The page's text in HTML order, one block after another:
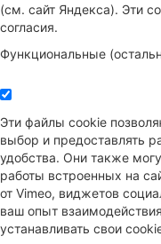
(см. сайт Яндекса). Эти
согласия.
Функциональные
Эти файлы cookie
выбор и предоставлять
удобства. Они также
работы встроенных на
от Vimeo, виджетов
ваш опыт
устанавливать свои